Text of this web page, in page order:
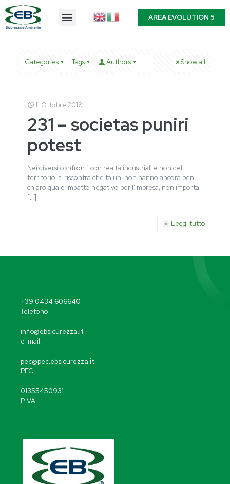
AREA EVOLUTION 5
Categories Tags Authors Show all
11 Ottobre 2018
231 – societas puniri
potest
Nei diversi confronti con realtà industriali e non del
territorio, si riscontra che taluni non hanno ancora ben
chiaro quale impatto negativo per l’impresa, non importa
[…]
Leggi tutto
+39 0434 606640
Telefono
info@ebsicurezza.it
e-mail
pec@pec.ebsicurezza.it
PEC
01355450931
P.IVA